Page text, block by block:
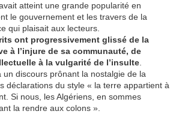
atteint une grande popularité en
le gouvernement et les travers de la
qui plaisait aux lecteurs.
ont progressivement glissé de la
à l’injure de sa communauté, de
à la vulgarité de l’insulte
un discours prônant la nostalgie de la
déclarations du style « la terre appartient à
Si nous, les Algériens, en sommes
la rendre aux colons ».